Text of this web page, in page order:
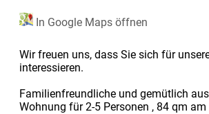
In Google Maps öffnen
Wir freuen uns, dass Sie sich für
interessieren.
Familienfreundliche und gemütlich
Wohnung für 2-5 Personen , 84 qm